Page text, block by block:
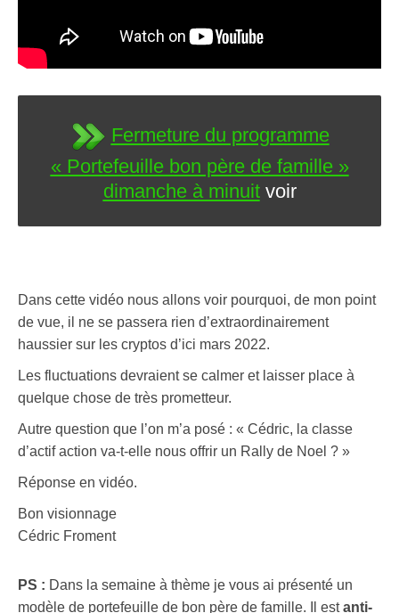
Fermeture du programme
« Portefeuille bon père de famille »
dimanche à minuitvoir
Dans cette vidéo nous allons voir pourquoi, de mon point
de vue, il ne se passera rien d’extraordinairement
haussier sur les cryptos d’ici mars 2022.
Les fluctuations devraient se calmer et laisser place à
quelque chose de très prometteur.
Autre question que l’on m’a posé : « Cédric, la classe
d’actif action va-t-elle nous offrir un Rally de Noel ? »
Réponse en vidéo.
Bon visionnage
Cédric Froment
PS : Dans la semaine à thème je vous ai présenté un
modèle de portefeuille de bon père de famille. Il estanti-